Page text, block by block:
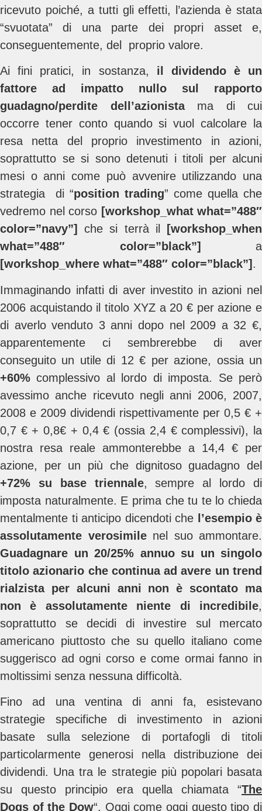
ricevuto poiché, a tutti gli effetti, l’azienda è stata
“svuotata” di una parte dei propri asset e,
conseguentemente, del proprio valore.
Ai fini pratici, in sostanza, il dividendo è un
fattore ad impatto nullo sul rapporto
guadagno/perdite dell’azionistama di cui
occorre tener conto quando si vuol calcolare la
resa netta del proprio investimento in azioni,
soprattutto se si sono detenuti i titoli per alcuni
mesi o anni come può avvenire utilizzando una
strategia di “position trading” come quella che
vedremo nel corso [workshop_what what=”488″
color=”navy”]che si terrà il
[workshop_when
what=”488″ color=”black”]
a
[workshop_where what=”488″ color=”black”] .
Immaginando infatti di aver investito in azioni nel
2006 acquistando il titolo XYZ a 20 € per azione e
di averlo venduto 3 anni dopo nel 2009 a 32 €,
apparentemente ci sembrerebbe di aver
conseguito un utile di 12 € per azione, ossia un
+60% complessivo al lordo di imposta. Se però
avessimo anche ricevuto negli anni 2006, 2007,
2008 e 2009 dividendi rispettivamente per 0,5 € +
0,7 € + 0,8€ + 0,4 € (ossia 2,4 € complessivi), la
nostra resa reale ammonterebbe a 14,4 € per
azione, per un più che dignitoso guadagno del
+72% su base triennale, sempre al lordo di
imposta naturalmente. E prima che tu te lo chieda
mentalmente ti anticipo dicendoti che l’esempio è
assolutamente verosimilenel suo ammontare.
Guadagnare un 20/25% annuo su un singolo
titolo azionario che continua ad avere un trend
rialzista per alcuni anni non è scontato ma
non è assolutamente niente di incredibile,
soprattutto se decidi di investire sul mercato
americano piuttosto che su quello italiano come
suggerisco ad ogni corso e come ormai fanno in
moltissimi senza nessuna difficoltà.
Fino ad una ventina di anni fa, esistevano
strategie specifiche di investimento in azioni
basate sulla selezione di portafogli di titoli
particolarmente generosi nella distribuzione dei
dividendi. Una tra le strategie più popolari basata
su questo principio era quella chiamata “The
Dogs of the Dow“. Oggi come oggi questo tipo di